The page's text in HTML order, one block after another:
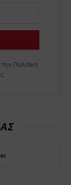
Πολιτική